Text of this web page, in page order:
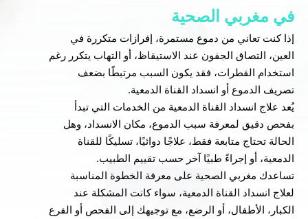
في مغربي الصحية
إذا كنت تعاني من دموع مستمرة، إفرازات متكررة في
العين، التصاق الجفون عند الاستيقاظ، أو التهاب يتكرر رغم
استخدام القطرات، فقد يكون السبب مرتبطًا بضعف
تصريف الدموع أو انسداد القناة الدمعية.
يُعد علاج انسداد القناة الدمعية من الخدمات التي تبدأ
بفحص دقيق لمعرفة سبب الدموع، مكان الانسداد، وهل
الحالة تحتاج متابعة فقط، علاجًا دوائيًا، تسليكًا للقناة
الدمعية، أو إجراءً طبيًا آخر حسب تقييم الطبيب.
تساعدك مغربي الصحية على معرفة الخطوة المناسبة
لعلاج انسداد القناة الدمعية، سواء كانت المشكلة عند
الكبار، الأطفال، أو الرضع، مع توجيهك إلى الفحص أو الفرع